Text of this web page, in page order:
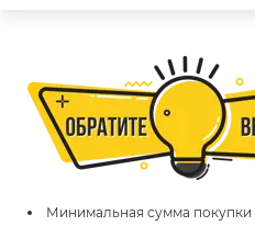
Минимальная сумма покупки